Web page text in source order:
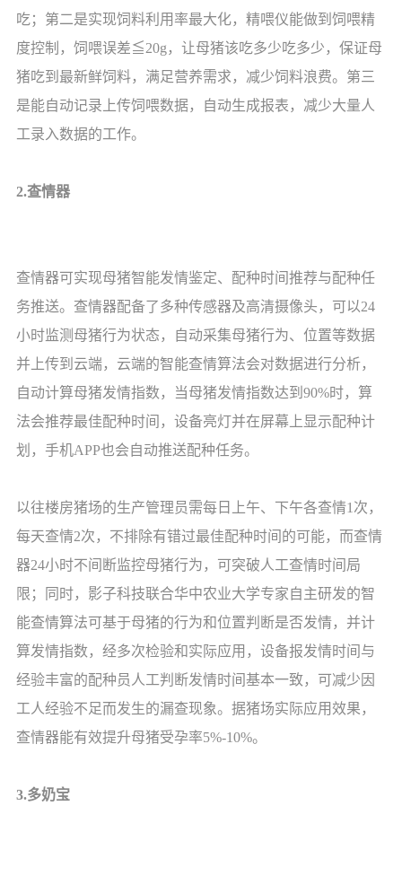
吃；第二是实现饲料利用率最大化，精喂仪能做到饲喂精
度控制，饲喂误差≦20g，让母猪该吃多少吃多少，保证母
猪吃到最新鲜饲料，满足营养需求，减少饲料浪费。第三
是能自动记录上传饲喂数据，自动生成报表，减少大量人
工录入数据的工作。
2.查情器
查情器可实现母猪智能发情鉴定、配种时间推荐与配种任
务推送。查情器配备了多种传感器及高清摄像头，可以24
小时监测母猪行为状态，自动采集母猪行为、位置等数据
并上传到云端，云端的智能查情算法会对数据进行分析，
自动计算母猪发情指数，当母猪发情指数达到90%时，算
法会推荐最佳配种时间，设备亮灯并在屏幕上显示配种计
划，手机APP也会自动推送配种任务。
以往楼房猪场的生产管理员需每日上午、下午各查情1次，
每天查情2次，不排除有错过最佳配种时间的可能，而查情
器24小时不间断监控母猪行为，可突破人工查情时间局
限；同时，影子科技联合华中农业大学专家自主研发的智
能查情算法可基于母猪的行为和位置判断是否发情，并计
算发情指数，经多次检验和实际应用，设备报发情时间与
经验丰富的配种员人工判断发情时间基本一致，可减少因
工人经验不足而发生的漏查现象。据猪场实际应用效果，
查情器能有效提升母猪受孕率5%-10%。
3.多奶宝